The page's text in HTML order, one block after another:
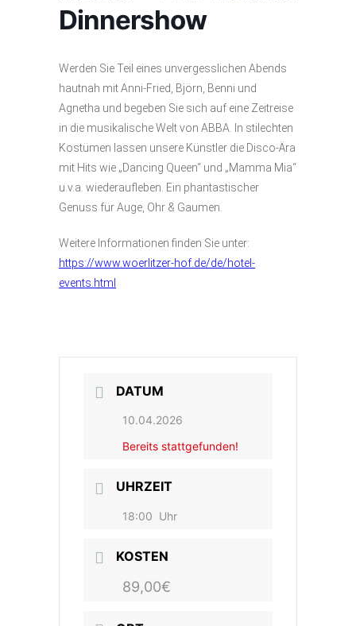
Dinnershow
Werden Sie Teil eines unvergesslichen Abends
hautnah mit Anni-Fried, Björn, Benni und
Agnetha und begeben Sie sich auf eine Zeitreise
in die musikalische Welt von ABBA. In stilechten
Kostümen lassen unsere Künstler die Disco-Ära
mit Hits wie „Dancing Queen“ und „Mamma Mia“
u.v.a. wiederaufleben. Ein phantastischer
Genuss für Auge, Ohr & Gaumen.
Weitere Informationen finden Sie unter:
https://www.woerlitzer-hof.de/de/hotel-
events.html
DATUM
10.04.2026
Bereits stattgefunden!
UHRZEIT
18:00 Uhr
KOSTEN
89,00€